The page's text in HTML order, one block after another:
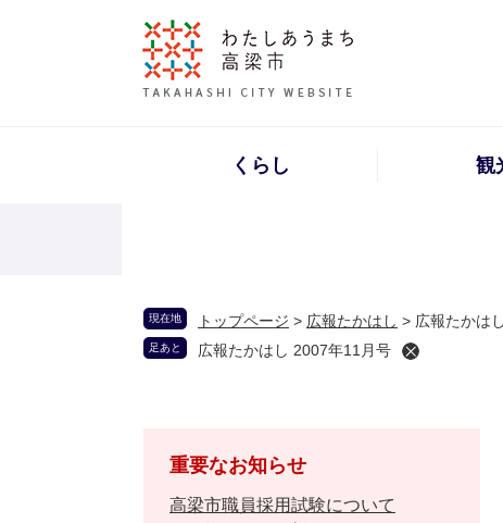
くらし 観
現在地 トップページ > 広報たかはし > 広報たかは
足あと 広報たかはし 2007年11月号
重要なお知らせ
高梁市職員採用試験について